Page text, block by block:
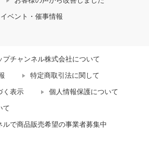
イベント・催事情報
プチャンネル株式会社について
特定商取引法に関して
く表示 個人情報保護について
て
ルで商品販売希望の事業者募集中